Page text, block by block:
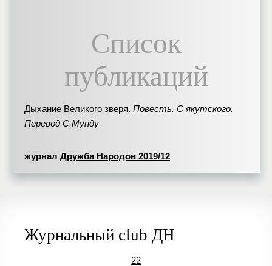
Список
публикаций
Дыхание Великого зверя. Повесть. С якутского.
Перевод С.Мунду
журнал Дружба Народов 2019/12
Журнальный club ДН
22